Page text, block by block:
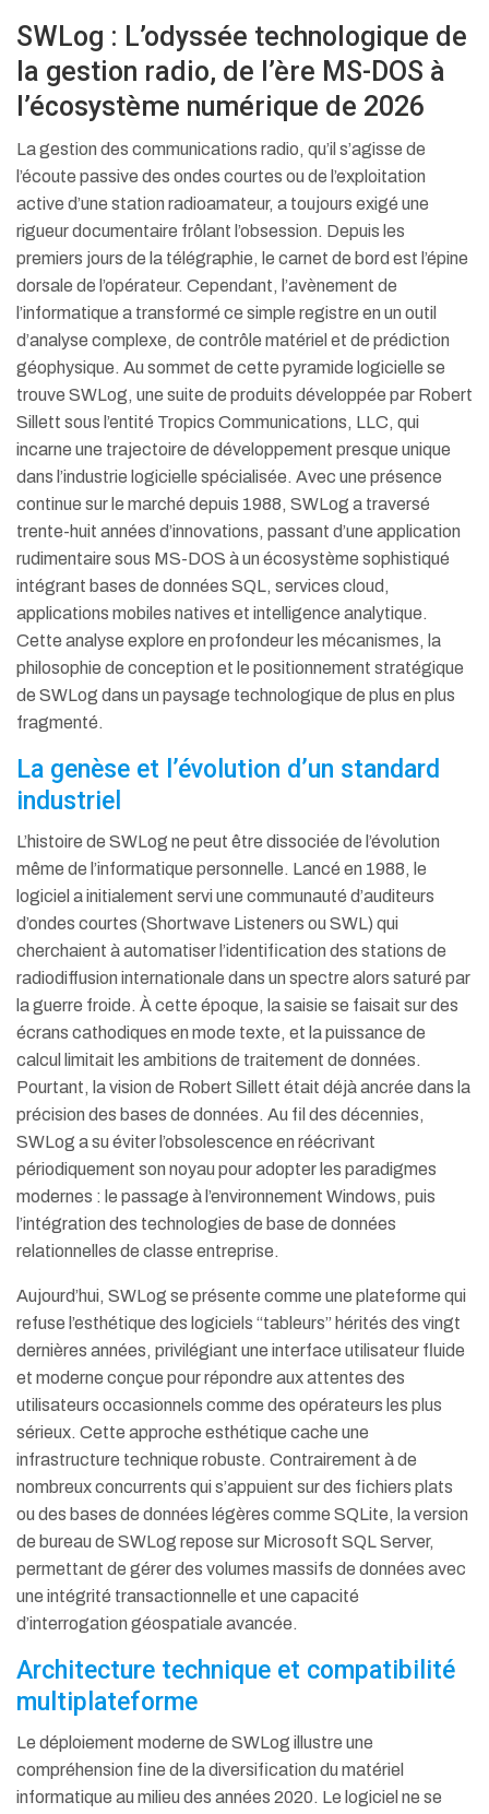
SWLog : L’odyssée technologique de
la gestion radio, de l’ère MS-DOS à
l’écosystème numérique de 2026
La gestion des communications radio, qu’il s’agisse de
l’écoute passive des ondes courtes ou de l’exploitation
active d’une station radioamateur, a toujours exigé une
rigueur documentaire frôlant l’obsession. Depuis les
premiers jours de la télégraphie, le carnet de bord est l’épine
dorsale de l’opérateur. Cependant, l’avènement de
l’informatique a transformé ce simple registre en un outil
d’analyse complexe, de contrôle matériel et de prédiction
géophysique. Au sommet de cette pyramide logicielle se
trouve SWLog, une suite de produits développée par Robert
Sillett sous l’entité Tropics Communications, LLC, qui
incarne une trajectoire de développement presque unique
dans l’industrie logicielle spécialisée. Avec une présence
continue sur le marché depuis 1988, SWLog a traversé
trente-huit années d’innovations, passant d’une application
rudimentaire sous MS-DOS à un écosystème sophistiqué
intégrant bases de données SQL, services cloud,
applications mobiles natives et intelligence analytique.
Cette analyse explore en profondeur les mécanismes, la
philosophie de conception et le positionnement stratégique
de SWLog dans un paysage technologique de plus en plus
fragmenté.
La genèse et l’évolution d’un standard
industriel
L’histoire de SWLog ne peut être dissociée de l’évolution
même de l’informatique personnelle. Lancé en 1988, le
logiciel a initialement servi une communauté d’auditeurs
d’ondes courtes (Shortwave Listeners ou SWL) qui
cherchaient à automatiser l’identification des stations de
radiodiffusion internationale dans un spectre alors saturé par
la guerre froide. À cette époque, la saisie se faisait sur des
écrans cathodiques en mode texte, et la puissance de
calcul limitait les ambitions de traitement de données.
Pourtant, la vision de Robert Sillett était déjà ancrée dans la
précision des bases de données. Au fil des décennies,
SWLog a su éviter l’obsolescence en réécrivant
périodiquement son noyau pour adopter les paradigmes
modernes : le passage à l’environnement Windows, puis
l’intégration des technologies de base de données
relationnelles de classe entreprise.
Aujourd’hui, SWLog se présente comme une plateforme qui
refuse l’esthétique des logiciels “tableurs” hérités des vingt
dernières années, privilégiant une interface utilisateur fluide
et moderne conçue pour répondre aux attentes des
utilisateurs occasionnels comme des opérateurs les plus
sérieux. Cette approche esthétique cache une
infrastructure technique robuste. Contrairement à de
nombreux concurrents qui s’appuient sur des fichiers plats
ou des bases de données légères comme SQLite, la version
de bureau de SWLog repose sur Microsoft SQL Server,
permettant de gérer des volumes massifs de données avec
une intégrité transactionnelle et une capacité
d’interrogation géospatiale avancée.
Architecture technique et compatibilité
multiplateforme
Le déploiement moderne de SWLog illustre une
compréhension fine de la diversification du matériel
informatique au milieu des années 2020. Le logiciel ne se